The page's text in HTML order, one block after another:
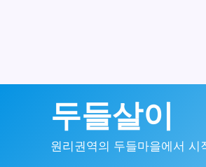
두들살이
원리권역의 두들마을에서 시